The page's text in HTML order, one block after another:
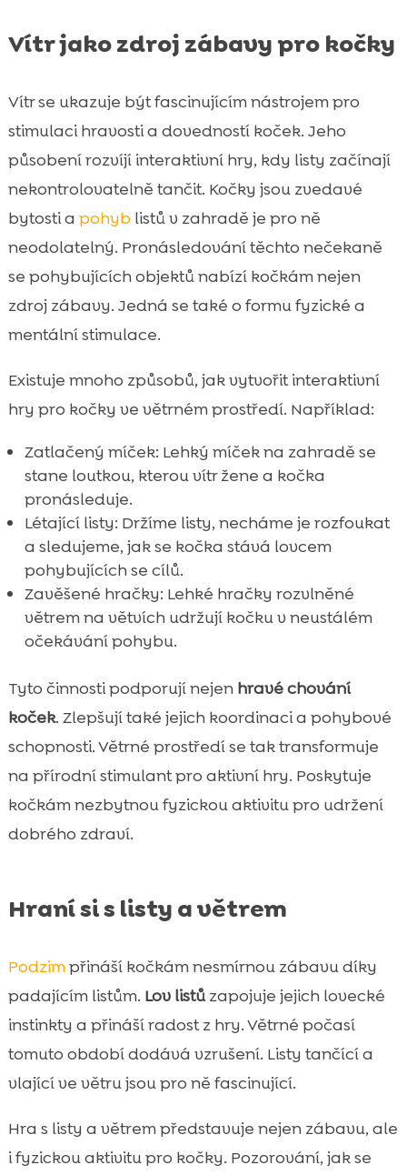
Vítr jako zdroj zábavy pro kočky
Vítr se ukazuje být fascinujícím nástrojem pro
stimulaci hravosti a dovedností koček. Jeho
působení rozvíjí interaktivní hry, kdy listy začínají
nekontrolovatelně tančit. Kočky jsou zvedavé
bytosti a pohyblistů v zahradě je pro ně
neodolatelný. Pronásledování těchto nečekaně
se pohybujících objektů nabízí kočkám nejen
zdroj zábavy. Jedná se také o formu fyzické a
mentální stimulace.
Existuje mnoho způsobů, jak vytvořit interaktivní
hry pro kočky ve větrném prostředí. Například:
Zatlačený míček: Lehký míček na zahradě se
stane loutkou, kterou vítr žene a kočka
pronásleduje.
Létající listy: Držíme listy, necháme je rozfoukat
a sledujeme, jak se kočka stává lovcem
pohybujících se cílů.
Zavěšené hračky: Lehké hračky rozvlněné
větrem na větvích udržují kočku v neustálém
očekávání pohybu.
Tyto činnosti podporují nejen hravé chování
koček. Zlepšují také jejich koordinaci a pohybové
schopnosti. Větrné prostředí se tak transformuje
na přírodní stimulant pro aktivní hry. Poskytuje
kočkám nezbytnou fyzickou aktivitu pro udržení
dobrého zdraví.
Hraní si s listy a větrem
Podzimpřináší kočkám nesmírnou zábavu díky
padajícím listům. Lov listůzapojuje jejich lovecké
instinkty a přináší radost z hry. Větrné počasí
tomuto období dodává vzrušení. Listy tančící a
vlající ve větru jsou pro ně fascinující.
Hra s listy a větrem představuje nejen zábavu, ale
i fyzickou aktivitu pro kočky. Pozorování, jak se